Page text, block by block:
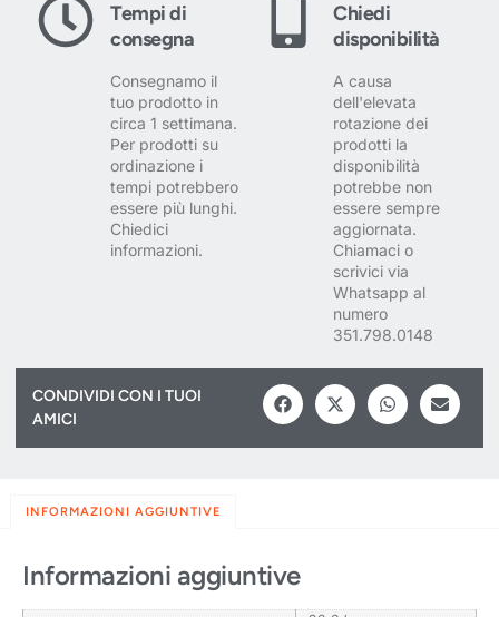
Tempi di
consegna
Consegnamo il
tuo prodotto in
circa 1 settimana.
Per prodotti su
ordinazione i
tempi potrebbero
essere più lunghi.
Chiedici
informazioni.
Chiedi
disponibilità
A causa
dell'elevata
rotazione dei
prodotti la
disponibilità
potrebbe non
essere sempre
aggiornata.
Chiamaci o
scrivici via
Whatsapp al
numero
351.798.0148
CONDIVIDI CON I TUOI
AMICI
INFORMAZIONI AGGIUNTIVE
Informazioni aggiuntive